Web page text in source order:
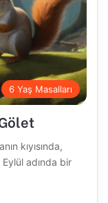
6 Yaş Masalları
kıyısında,
adında bir